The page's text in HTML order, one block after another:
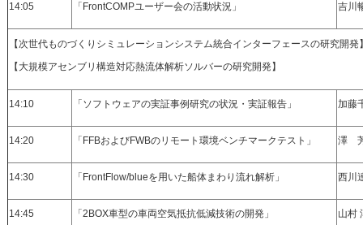
14:05 「FrontCOMPユーザー会の活動状況」 吉川
【次世代ものづくりシミュレーションシステム統合インターフェースの研究開発
【大規模アセンブリ構造対応熱流体解析ソルバーの研究開発】
14:10 「ソフトウェアの実証事例研究の状況・実証報告」 加藤
14:20 「FFBおよびFWBのリモート環境ベンチマークテスト」 澤
14:30 「FrontFlow/blueを用いた船体まわり流れ解析」 西川
14:45 「2BOX車型の車両空気抵抗低減技術の開発」 山村